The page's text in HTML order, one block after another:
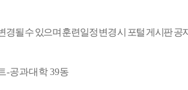
경될 수 있으며 훈련일정 변경 시 포털 게시판 공
-공과대학 39동